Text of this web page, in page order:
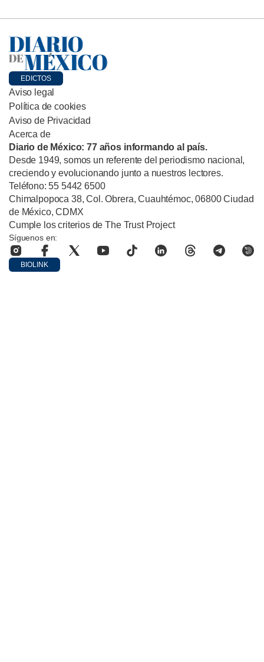
EDICTOS
Aviso legal
Política de cookies
Aviso de Privacidad
Acerca de
Diario de México: 77 años informando al país.
Desde 1949, somos un referente del periodismo nacional,
creciendo y evolucionando junto a nuestros lectores.
Teléfono: 55 5442 6500
Chimalpopoca 38, Col. Obrera, Cuauhtémoc, 06800 Ciudad
de México, CDMX
Cumple los criterios de The Trust Project
Síguenos en:
BIOLINK